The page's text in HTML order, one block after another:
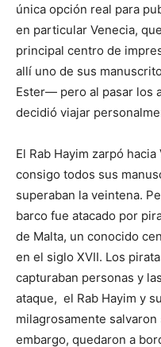
única opción real para
en particular Venecia,
principal centro de
allí uno de sus
Ester— pero al pasar los
decidió viajar
El Rab Hayim zarpó
consigo todos sus
superaban la veintena.
barco fue atacado por
de Malta, un conocido
en el siglo XVII. Los
capturaban personas y
ataque, el Rab Hayim y
milagrosamente
embargo, quedaron a